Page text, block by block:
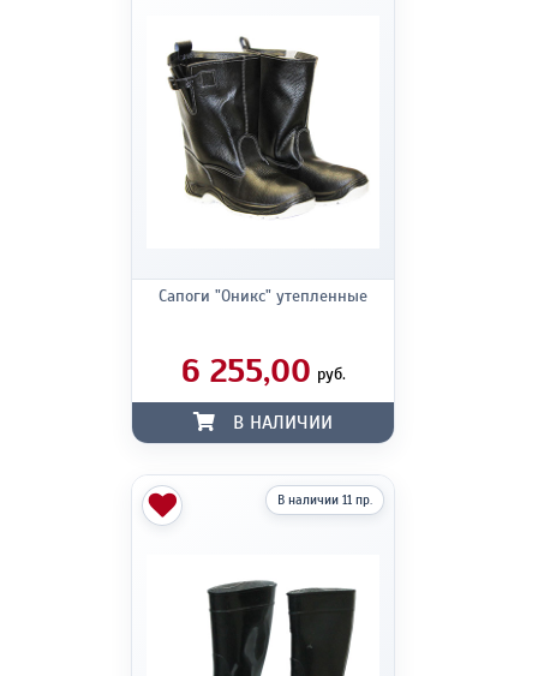
Сапоги "Оникс" утепленные
6 255,00 руб.
В НАЛИЧИИ
В наличии 11 пр.